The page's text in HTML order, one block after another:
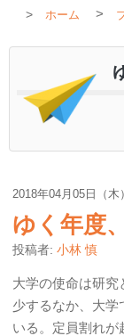
ホーム >
2018年04月05日（木）
ゆく年度
投稿者: 小林 慎
大学の使命は研
少するなか、大学
いる。定員割れ